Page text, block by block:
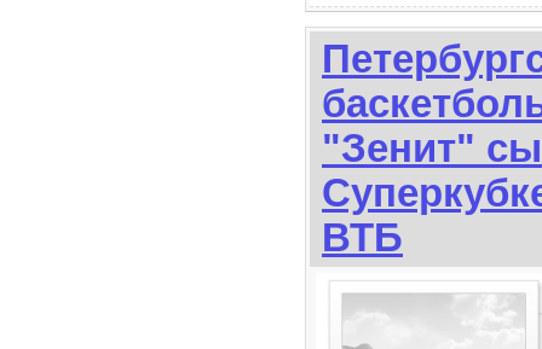
"Зенит"
ВТБ